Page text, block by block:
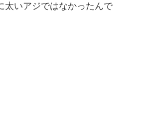
太いアジではなかったんで